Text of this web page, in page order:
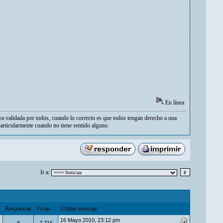
En línea
validada por todos, cuando lo correcto es que todos tengan derecho a una
cuando no tiene sentido alguno.
Ir a:
Respuestas Vistas Último mensaje
16 Mayo 2010, 23:12 pm